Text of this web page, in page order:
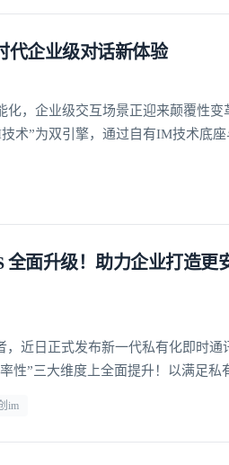
代企业级对话新体验
化，企业级交互场景正迎来颠覆性变
术”为双引擎，通过自有IM技术底
全面升级！助力企业打造更
近日正式发布新一代私有化即时通
性”三大维度上全面提升！以满足私
im